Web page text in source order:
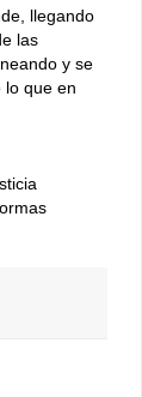
llegando
las
y se
lo que en